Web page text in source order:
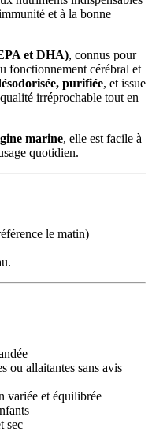
et à la bonne
et DHA), connus pour
fonctionnement cérébral et
purifiée, et issue
irréprochable tout en
marine, elle est facile à
quotidien.
le matin)
ou allaitantes sans avis
variée et équilibrée
sec